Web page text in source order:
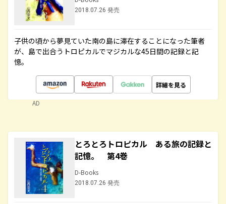
2018.07.26 発売
子供の頃から夢見ていた南の島に滞在することになった筆者
が、島で出合うトロピカルでマジカルな45日間の記録と記
憶。
詳細を見る
AD
とろとろトロピカル ある旅の記録と
記憶。 第4巻
D-Books
2018.07.26 発売